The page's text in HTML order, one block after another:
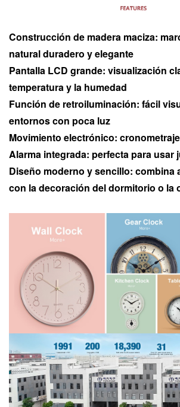
Construcción de madera maciza:
natural duradero y elegante
Pantalla LCD grande: visualización
temperatura y la humedad
Función de retroiluminación: fácil
entornos con poca luz
Movimiento electrónico:
Alarma integrada: perfecta para usar
Diseño moderno y sencillo: combina
con la decoración del dormitorio o la